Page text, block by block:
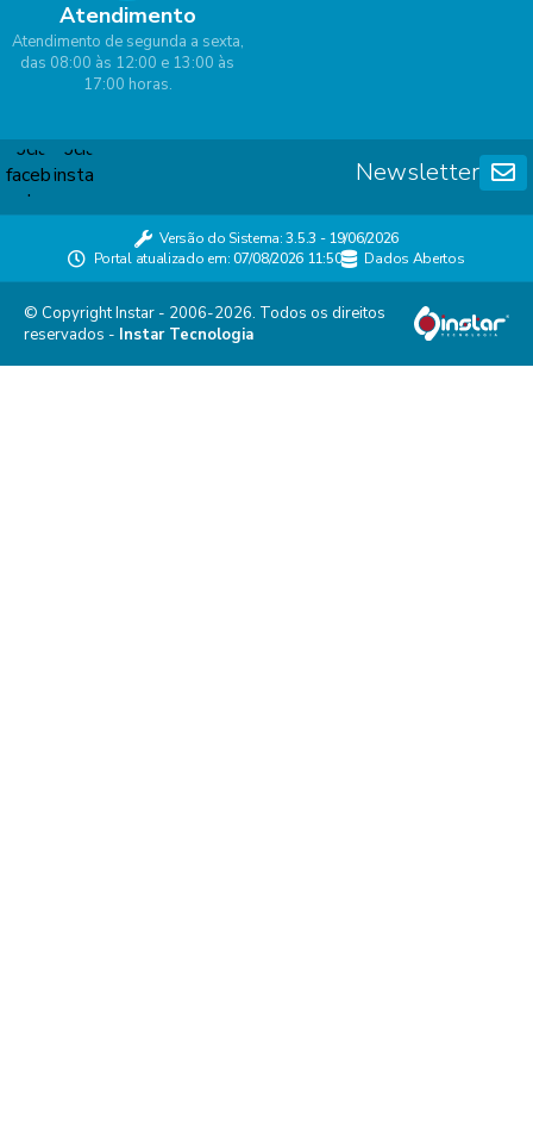
Atendimento
Atendimento de segunda a sexta,
das 08:00 às 12:00 e 13:00 às
17:00 horas.
Newsletter
Versão do Sistema:3.5.3 - 19/06/2026
Portal atualizado em:07/08/2026 11:50 Dados Abertos
© Copyright Instar - 2006-2026. Todos os direitos
reservados - Instar Tecnologia